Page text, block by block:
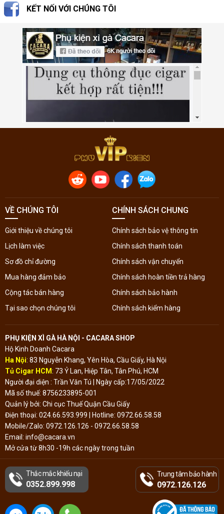
KẾT NỐI VỚI CHÚNG TÔI
VỀ CHÚNG TÔI
Giới thiệu về chúng tôi
Lịch làm việc
Sơ đồ chỉ đường
Mua hàng đảm bảo
Cộng tác bán hàng
Tại sao chọn chúng tôi
CHÍNH SÁCH CHUNG
Chính sách bảo vệ thông tin
Chính sách thanh toán
Chính sách vận chuyển
Chính sách hoàn tiền trả hàng
Chính sách bảo hành
Chính sách kiểm hàng
PHỤ KIỆN XÌ GÀ HÀ NỘI - CACARA SHOP
Hộ Kinh Doanh Cacara
Ha Nội: 83 Nguyễn Khang, Yên Hòa, Cầu Giấy, Hà Nội
Tủ Cigar HCM: 73 Ỷ Lan, Hiệp Tân, Tân Phú, HCM
Người đại diện : Trần Văn Tú | Ngày cấp:17/05/2022
Mã số thuế: 8756233895-001
Quản lý bởi: Chi cục Thuế Quận Cầu Giấy
Điện thoại: 024.66.593.999 | Hotline: 0972.66.58.58
Mobile/Zalo: 0972.126.126 - 0972.66.58.58
Email: info@cacara.vn
Mở cửa từ 8h30 -19h các ngày trong tuần
Thắc mắc khiếu nại
0352.899.998
Trung tâm bảo hành
0972.126.126
Đã thông báo Bộ
Công Thương